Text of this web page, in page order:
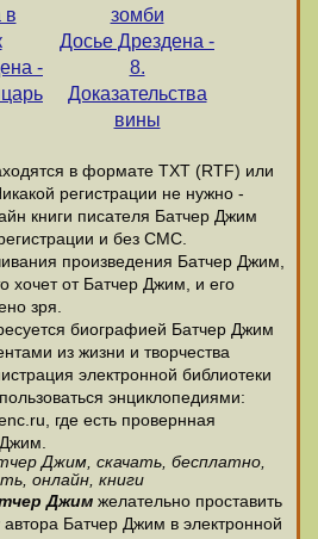
в
-
зомби
Досье Дрездена -
8.
Доказательства
вины
в формате ТХТ (RTF) или
регистрации не нужно -
книги писателя Батчер Джим
и без СМС.
произведения Батчер Джим,
хочет от Батчер Джим, и его
зря.
биографией Батчер Джим
из жизни и творчества
электронной библиотеки
энциклопедиями:
где есть провернная
Джим, скачать, бесплатно,
онлайн, книги
Джим желательно проставить
автора Батчер Джим в электронной